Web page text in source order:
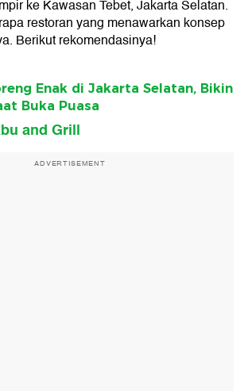
ke Kawasan Tebet, Jakarta Selatan.
restoran yang menawarkan konsep
Berikut rekomendasinya!
Enak di Jakarta Selatan, Bikin
Buka Puasa
and Grill
ADVERTISEMENT